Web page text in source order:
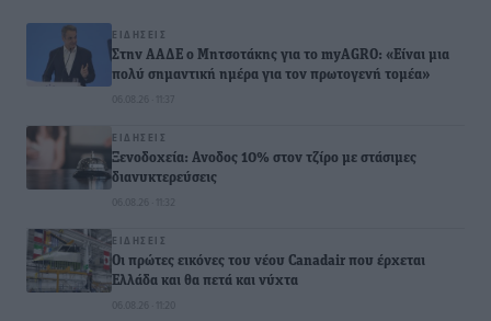
ΕΙΔΉΣΕΙΣ
Στην ΑΑΔΕ ο Μητσοτάκης για το myAGRO: «Είναι μια
πολύ σημαντική ημέρα για τον πρωτογενή τομέα»
06.08.26 · 11:37
ΕΙΔΉΣΕΙΣ
Ξενοδοχεία: Ανοδος 10% στον τζίρο με στάσιμες
διανυκτερεύσεις
06.08.26 · 11:32
ΕΙΔΉΣΕΙΣ
Οι πρώτες εικόνες του νέου Canadair που έρχεται
Ελλάδα και θα πετά και νύχτα
06.08.26 · 11:20